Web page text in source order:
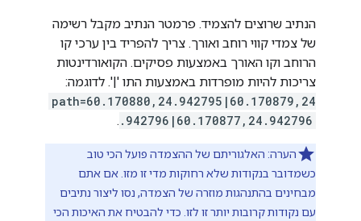
הנתיב שרוצים להצמיד. פרמטר הנתיב מקבל רשימה
של צמדי קווי רוחב ואורך. צריך להפריד בין ערכי קו
הרוחב וקו האורך באמצעות פסיקים. הקואורדינטות
צריכות להיות מופרדות באמצעות התו '|'. לדוגמה:
path=60.170880,24.942795|60.170879,24
.942796|60.170877,24.942796
.
הערה: האלגוריתם של ההצמדה פועל הכי טוב
כשמדובר בנקודות שלא רחוקות מדי זו מזו. אם אתם
מבחינים בהתנהגות מוזרה של הצמדה, נסו ליצור נתיבים
עם נקודות קרובות יותר זו לזו. כדי להבטיח את האיכות הכי